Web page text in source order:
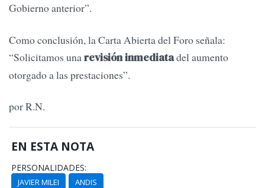
Gobierno anterior”.
Como conclusión, la Carta Abierta del Foro señala:
“Solicitamos unarevisión inmediatadel aumento
otorgado a las prestaciones”.
por R.N.
EN ESTA NOTA
PERSONALIDADES:
JAVIER MILEI
ANDIS